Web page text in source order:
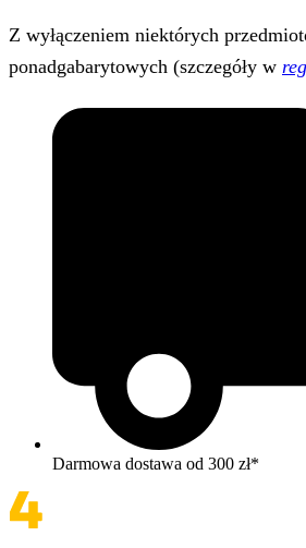
Z wyłączeniem niektórych
ponadgabarytowych (szczegóły w
Darmowa dostawa od 300 zł*